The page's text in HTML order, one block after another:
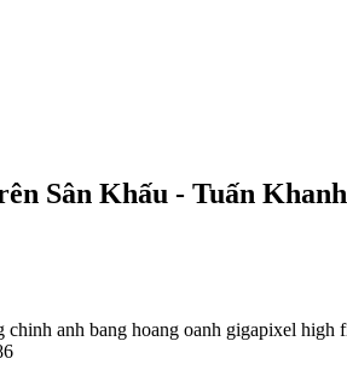
Sân Khấu - Tuấn Khanh